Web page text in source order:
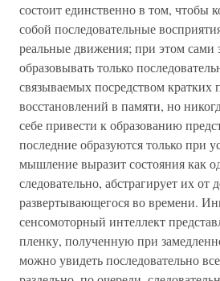
состоит единственно в том, чтобы
собой последовательные
реальные движения; при этом сами
образовывать только
связываемых посредством
восстановлений в памяти, но
себе привести к образованию
последние образуются только при
мышление выразит состояния как
следовательно, абстрагирует их от
развертывающегося во времени.
сенсомоторный интеллект
пленку, полученную при
можно увидеть последовательно